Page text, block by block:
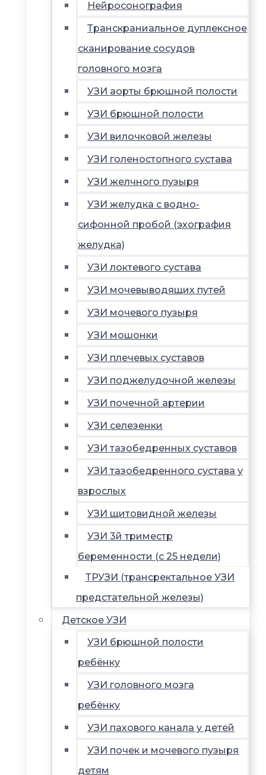
Нейросонография
Транскраниальное дуплексное
сканирование сосудов
головного мозга
УЗИ аорты брюшной полости
УЗИ брюшной полости
УЗИ вилочковой железы
УЗИ голеностопного сустава
УЗИ желчного пузыря
УЗИ желудка с водно-
сифонной пробой (эхография
желудка)
УЗИ локтевого сустава
УЗИ мочевыводящих путей
УЗИ мочевого пузыря
УЗИ мошонки
УЗИ плечевых суставов
УЗИ поджелудочной железы
УЗИ почечной артерии
УЗИ селезенки
УЗИ тазобедренных суставов
УЗИ тазобедренного сустава у
взрослых
УЗИ щитовидной железы
УЗИ 3й триместр
беременности (с 25 недели)
ТРУЗИ (трансректальное УЗИ
предстательной железы)
Детское УЗИ
УЗИ брюшной полости
ребёнку
УЗИ головного мозга
ребёнку
УЗИ пахового канала у детей
УЗИ почек и мочевого пузыря
детям